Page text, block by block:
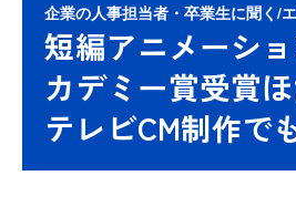
企業の人事担当者・卒業生に聞く/
短編アニメーシ
カデミー賞受賞
テレビCM制作で